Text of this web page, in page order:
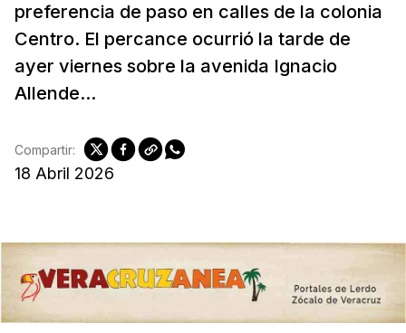
preferencia de paso en calles de la colonia
Centro. El percance ocurrió la tarde de
ayer viernes sobre la avenida Ignacio
Allende...
18 Abril 2026
Compartir: